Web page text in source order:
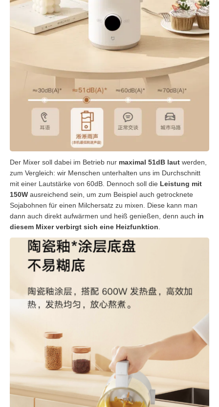
Der Mixer soll dabei im Betrieb nur maximal 51dB laut werden,
zum Vergleich: wir Menschen unterhalten uns im Durchschnitt
mit einer Lautstärke von 60dB. Dennoch soll die Leistung mit
150W ausreichend sein, um zum Beispiel auch getrocknete
Sojabohnen für einen Milchersatz zu mixen. Diese kann man
dann auch direkt aufwärmen und heiß genießen, denn auch in
diesem Mixer verbirgt sich eine Heizfunktion.